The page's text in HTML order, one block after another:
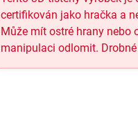
certifikován jako hračka a
Může mít ostré hrany nebo
manipulaci odlomit.